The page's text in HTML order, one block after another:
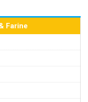
Farine